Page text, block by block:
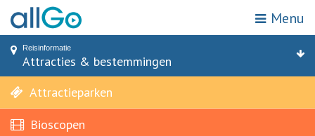
Menu
Home
Vervoerbewijzen
Reisinformatie
Zoek op halte of adres
Reisinformatie
Attracties & bestemmingen
Attractieparken
Bioscopen